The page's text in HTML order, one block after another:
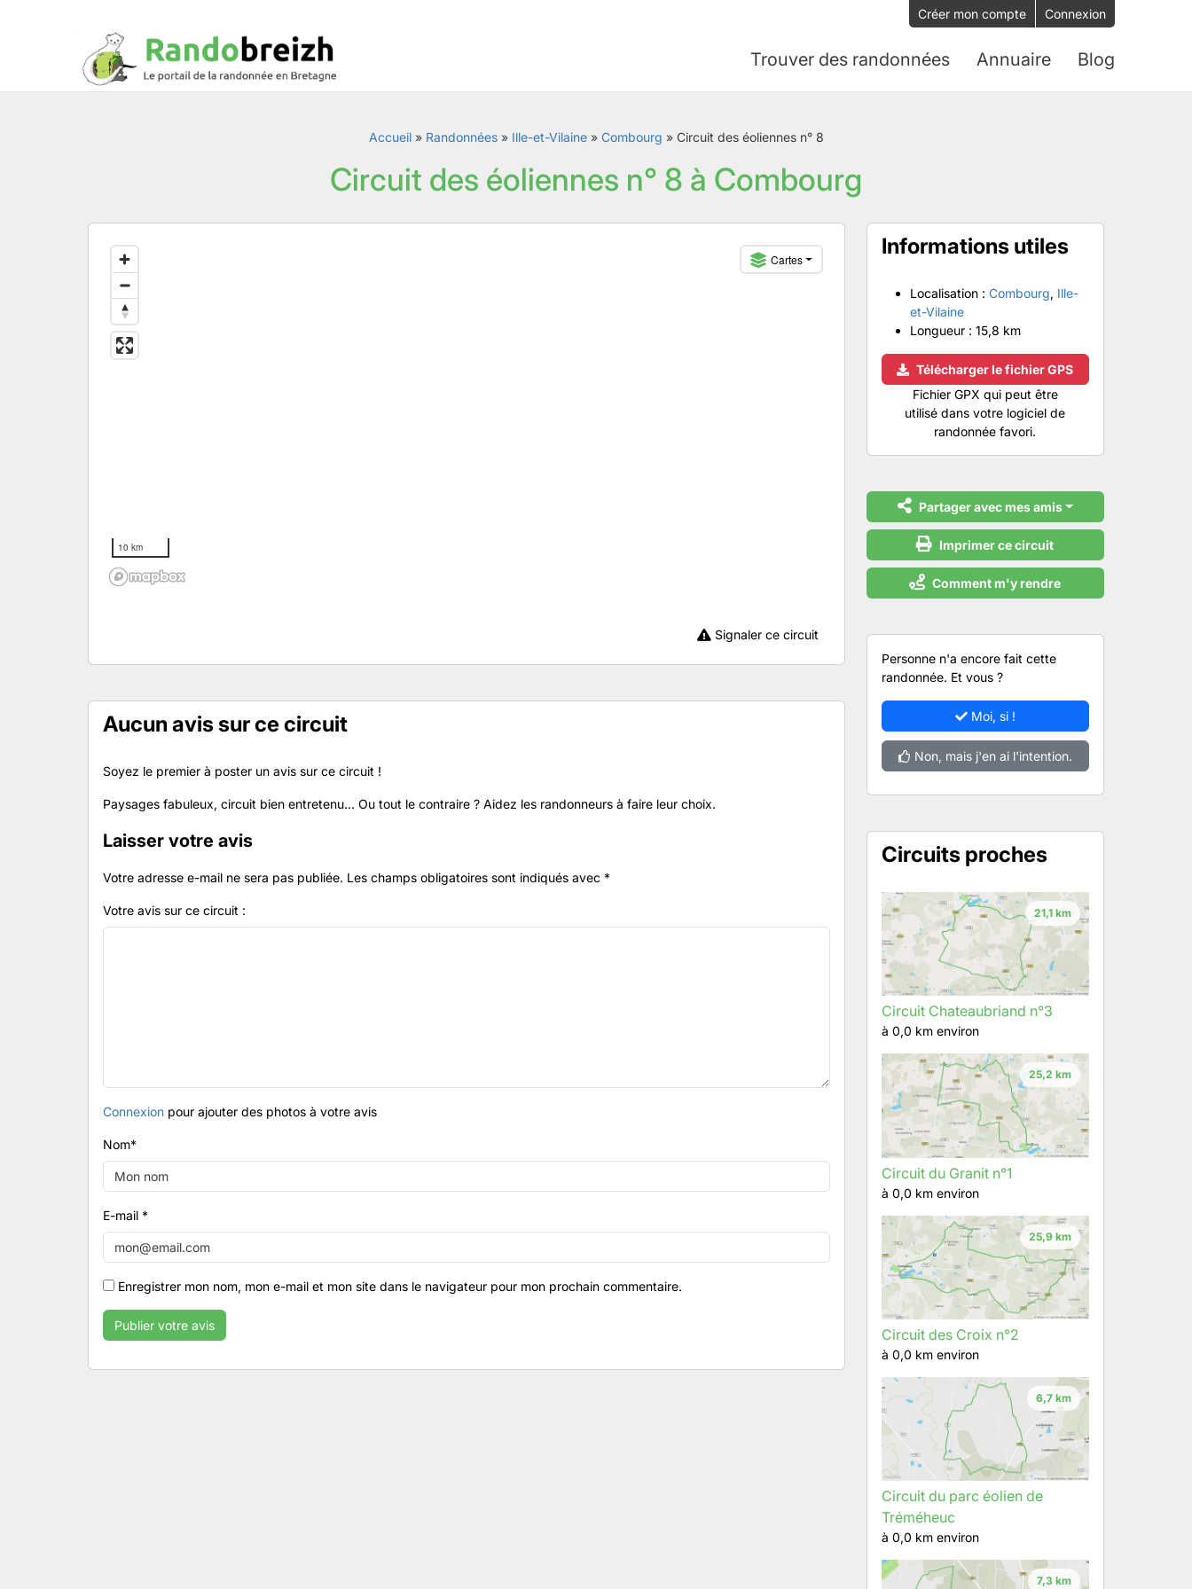
Créer mon compte Connexion
Trouver des randonnées Annuaire Blog
Accueil» Randonnées» Ille-et-Vilaine» Combourg » Circuit des éoliennes n° 8
Circuit des éoliennes n° 8 à Combourg
Cartes
10 km
Signaler ce circuit
Aucun avis sur ce circuit
Soyez le premier à poster un avis sur ce circuit !
Paysages fabuleux, circuit bien entretenu... Ou tout le contraire ? Aidez les randonneurs à faire leur choix.
Laisser votre avis
Votre adresse e-mail ne sera pas publiée. Les champs obligatoires sont indiqués avec *
Votre avis sur ce circuit :
Connexion pour ajouter des photos à votre avis
Nom*
E-mail *
Enregistrer mon nom, mon e-mail et mon site dans le navigateur pour mon prochain commentaire.
Informations utiles
Localisation : Combourg, Ille-
et-Vilaine
Longueur : 15,8 km
Télécharger le fichier GPS
Fichier GPX qui peut être
utilisé dans votre logiciel de
randonnée favori.
Partager avec mes amis
Imprimer ce circuit
Comment m'y rendre
Personne n'a encore fait cette
randonnée. Et vous ?
Moi, si !
Non, mais j'en ai l'intention.
Circuits proches
21,1 km
Circuit Chateaubriand n°3
à 0,0 km environ
25,2 km
Circuit du Granit n°1
à 0,0 km environ
25,9 km
Circuit des Croix n°2
à 0,0 km environ
6,7 km
Circuit du parc éolien de
Tréméheuc
à 0,0 km environ
7,3 km